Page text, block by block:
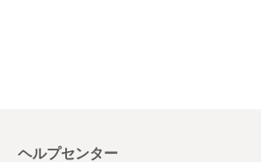
ヘルプセンター